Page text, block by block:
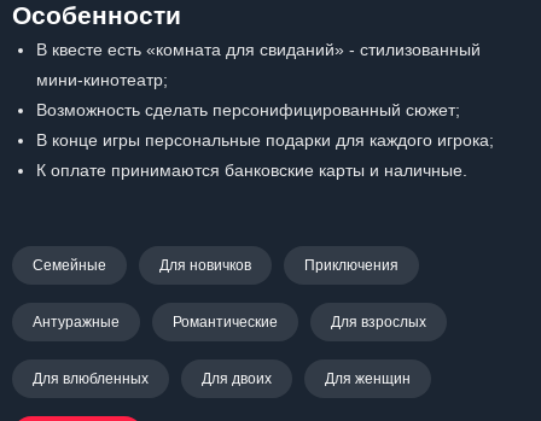
Особенности
В квесте есть «комната для свиданий» - стилизованный
мини-кинотеатр;
Возможность сделать персонифицированный сюжет;
В конце игры персональные подарки для каждого игрока;
К оплате принимаются банковские карты и наличные.
Семейные Для новичков Приключения
Антуражные Романтические Для взрослых
Для влюбленных Для двоих Для женщин